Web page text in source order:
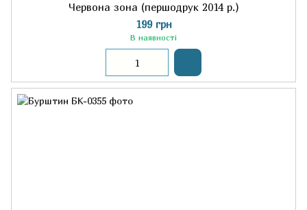
Червона зона (першодрук 2014 р.)
199 грн
В наявності